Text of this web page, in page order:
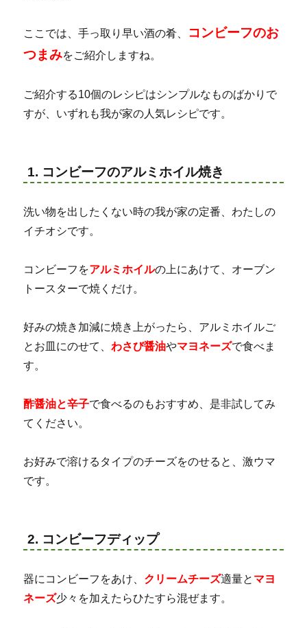
ここでは、手っ取り早い酒の肴、 コンビーフのお
つまみをご紹介しますね。
ご紹介する10個のレシピはシンプルなものばかりで
すが、いずれも我が家の人気レシピです。
1. コンビーフのアルミホイル焼き
洗い物を出したくない時の我が家の定番、わたしの
イチオシです。
コンビーフをアルミホイルの上にあけて、オーブン
トースターで焼くだけ。
好みの焼き加減に焼き上がったら、アルミホイルご
とお皿にのせて、わさび醤油やマヨネーズで食べま
す。
酢醤油と辛子で食べるのもおすすめ、是非試してみ
てください。
お好みで溶けるタイプのチーズをのせると、激ウマ
です。
2. コンビーフディップ
器にコンビーフをあけ、 クリームチーズ適量と マヨ
ネーズ少々を加えたらひたすら混ぜます。